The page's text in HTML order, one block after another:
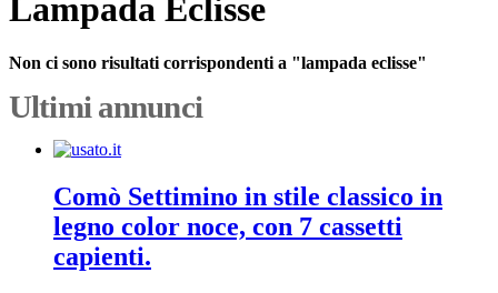
Lampada Eclisse
Non ci sono risultati corrispondenti a "lampada eclisse"
Ultimi annunci
Comò Settimino in stile classico in
legno color noce, con 7 cassetti
capienti.